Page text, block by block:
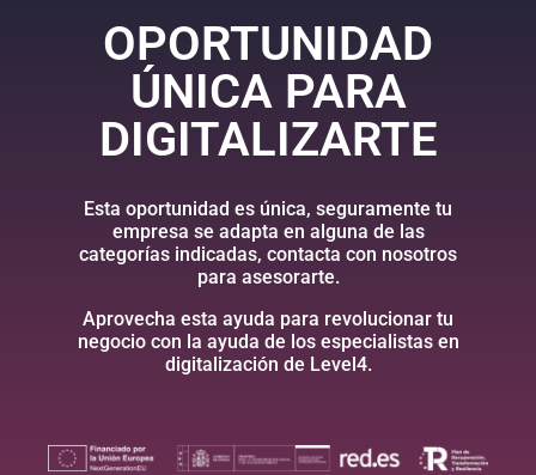
OPORTUNIDAD
ÚNICA PARA
DIGITALIZARTE
Esta oportunidad es única, seguramente tu
empresa se adapta en alguna de las
categorías indicadas, contacta con nosotros
para asesorarte.
Aprovecha esta ayuda para revolucionar tu
negocio con la ayuda de los especialistas en
digitalización de Level4.